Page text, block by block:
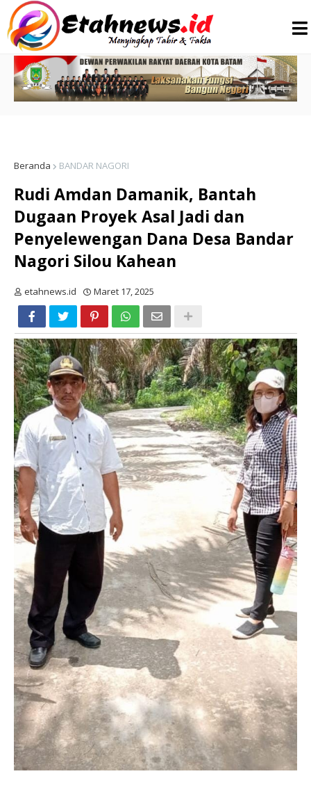
Beranda BANDAR NAGORI
Rudi Amdan Damanik, Bantah
Dugaan Proyek Asal Jadi dan
Penyelewengan Dana Desa Bandar
Nagori Silou Kahean
etahnews.id Maret 17, 2025